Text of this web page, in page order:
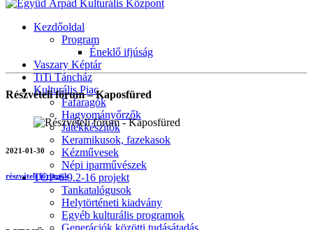
Kezdőoldal
Program
Éneklő ifjúság
Vaszary Képtár
TiTi Táncház
Kulturális Piac
Fafaragók
Hagyományőrzők
Játékkészítők
Keramikusok, fazekasok
Kézművesek
Népi iparművészek
TOP-6.9.2-16 projekt
Tankatalógusok
Helytörténeti kiadvány
Egyéb kulturális programok
Generációk közötti tudásátadás
Részvételi fórum – Kaposfüred
2021-01-30
részvételi fórumok